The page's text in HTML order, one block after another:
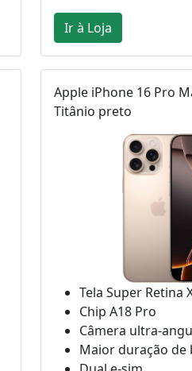
Ir à Loja
Apple iPhone 16 Pro
Titânio preto
Tela Super Retina
Chip A18 Pro
Câmera ultra-
Maior duração de